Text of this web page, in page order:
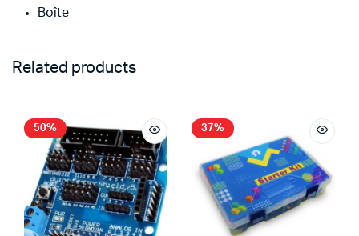
Boîte
Related products
50% 37%